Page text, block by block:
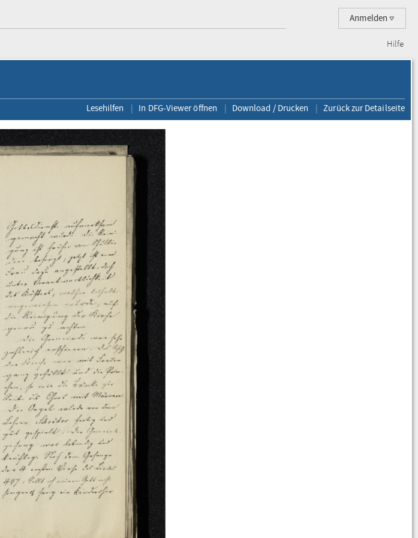
Anmelden
Hilfe
Lesehilfen In DFG-Viewer öffnen Download / Drucken Zurück zur Detailseite